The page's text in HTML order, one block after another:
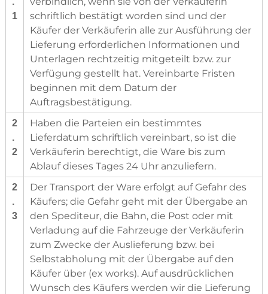
1
schriftlich bestätigt worden sind und der
Käufer der Verkäuferin alle zur Ausführung der
Lieferung erforderlichen Informationen und
Unterlagen rechtzeitig mitgeteilt bzw. zur
Verfügung gestellt hat. Vereinbarte Fristen
beginnen mit dem Datum der
Auftragsbestätigung.
2
.
2
Haben die Parteien ein bestimmtes
Lieferdatum schriftlich vereinbart, so ist die
Verkäuferin berechtigt, die Ware bis zum
Ablauf dieses Tages 24 Uhr anzuliefern.
2
.
3
Der Transport der Ware erfolgt auf Gefahr des
Käufers; die Gefahr geht mit der Übergabe an
den Spediteur, die Bahn, die Post oder mit
Verladung auf die Fahrzeuge der Verkäuferin
zum Zwecke der Auslieferung bzw. bei
Selbstabholung mit der Übergabe auf den
Käufer über (ex works). Auf ausdrücklichen
Wunsch des Käufers werden wir die Lieferung